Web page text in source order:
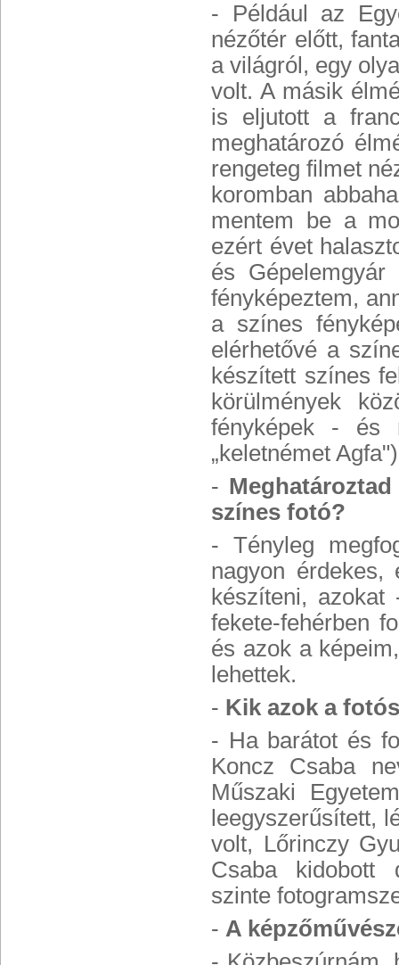
- Például az
nézőtér előtt,
a világról, egy
volt. A másik
is eljutott a
meghatározó
rengeteg filmet
koromban
mentem be a
ezért évet
és
fényképeztem,
a színes
elérhetővé a
készített színes
körülmények
fényképek - és
„keletnémet
-
színes fotó?
- Tényleg
nagyon
készíteni,
fekete-fehérben
és azok a
lehettek.
- Kik azok a
- Ha barátot és
Koncz Csaba
Műszaki
leegyszerűsített,
volt, Lőrinczy
Csaba kidobott
szinte
- A